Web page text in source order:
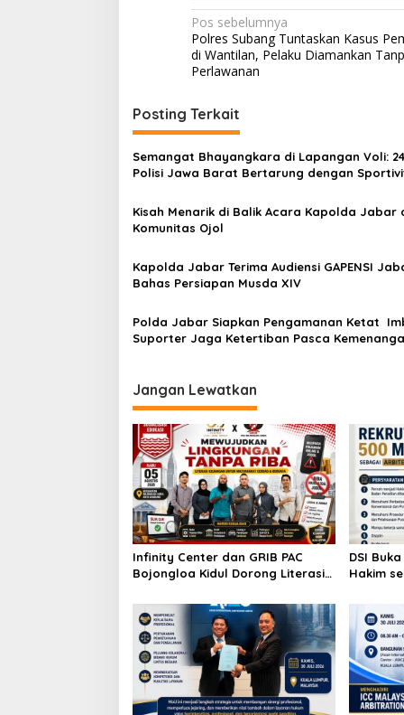
N
a
v
i
g
a
s
i
p
o
s
Pos sebelumnya
Polres Subang Tuntaskan Kasus
di Wantilan, Pelaku Diamankan
Perlawanan
Posting Terkait
Semangat Bhayangkara di Lapangan Voli:
Polisi Jawa Barat Bertarung dengan
Kisah Menarik di Balik Acara Kapolda Jabar
Komunitas Ojol
Kapolda Jabar Terima Audiensi GAPENSI
Bahas Persiapan Musda XIV
Polda Jabar Siapkan Pengamanan Ketat
Suporter Jaga Ketertiban Pasca
Jangan Lewatkan
Infinity Center dan GRIB PAC
Bojongloa Kidul Dorong Literasi
Tanpa Riba
DSI
Hakim
Indonesia